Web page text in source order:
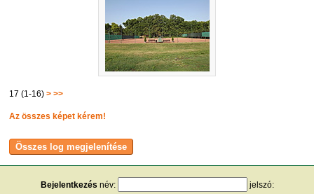
17 (1-16)> >>
Az összes képet kérem!
Bejelentkezés név: jelszó: